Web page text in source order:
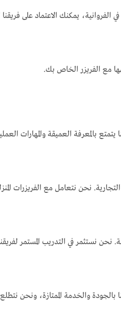
يمكنك الاعتماد على
مع الفريزر الخاص بك.
بالمعرفة العميقة والمهارات
نحن نتعامل مع الفريزرات
نستثمر في التدريب المستمر
والخدمة الممتازة، ونحن نتطلع